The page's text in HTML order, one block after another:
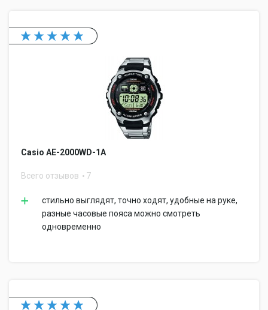
Casio AE-2000WD-1A
Всего отзывов 7
стильно выглядят, точно ходят, удобные на руке,
разные часовые пояса можно смотреть
одновременно